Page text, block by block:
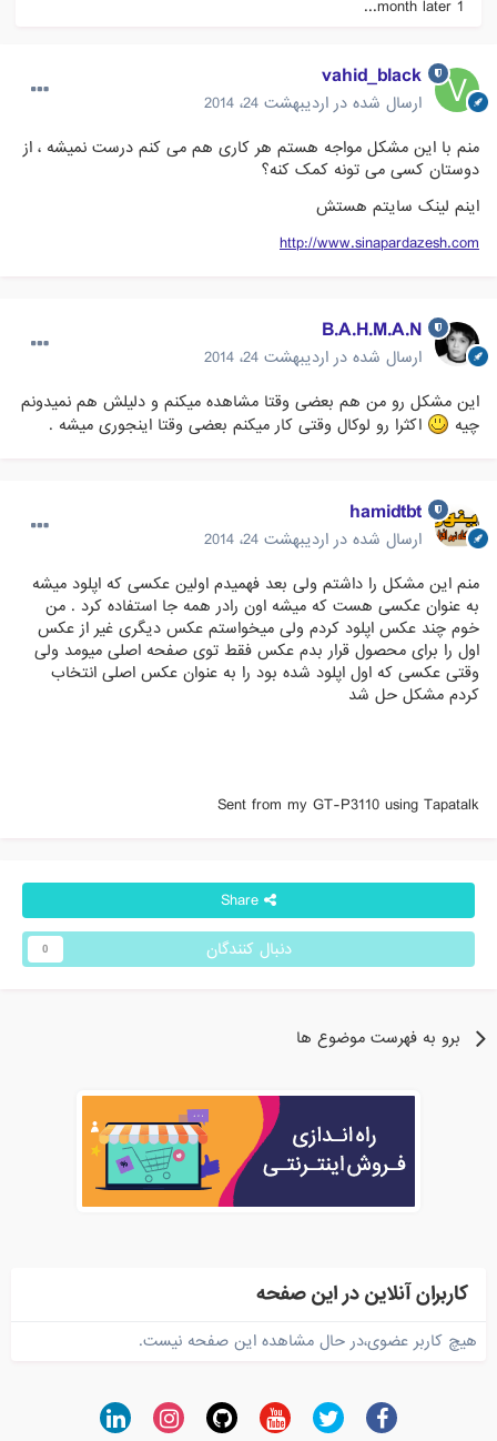
vahid_black
ارسال شده در اردیبهشت 24، 2014
منم با این مشکل مواجه هستم هر کاری هم می کنم درست نمیشه ، از
دوستان کسی می تونه کمک کنه؟
اینم لینک سایتم هستش
http://www.sinapardazesh.com
B.A.H.M.A.N
ارسال شده در اردیبهشت 24، 2014
این مشکل رو من هم بعضی وقتا مشاهده میکنم و دلیلش هم نمیدونم
چیه
اکثرا رو لوکال وقتی کار میکنم بعضی وقتا اینجوری میشه .
hamidtbt
ارسال شده در اردیبهشت 24، 2014
منم این مشکل را داشتم ولی بعد فهمیدم اولین عکسی که اپلود میشه
به عنوان عکسی هست که میشه اون رادر همه جا استفاده کرد . من
خوم چند عکس اپلود کردم ولی میخواستم عکس دیگری غیر از عکس
اول را برای محصول قرار بدم عکس فقط توی صفحه اصلی میومد ولی
وقتی عکسی که اول اپلود شده بود را به عنوان عکس اصلی انتخاب
کردم مشکل حل شد
Sent from my GT-P3110 using Tapatalk
Share
دنبال کنندگان
برو به فهرست موضوع ها
کاربران آنلاین در این صفحه
هیچ کاربر عضوی،در حال مشاهده این صفحه نیست.